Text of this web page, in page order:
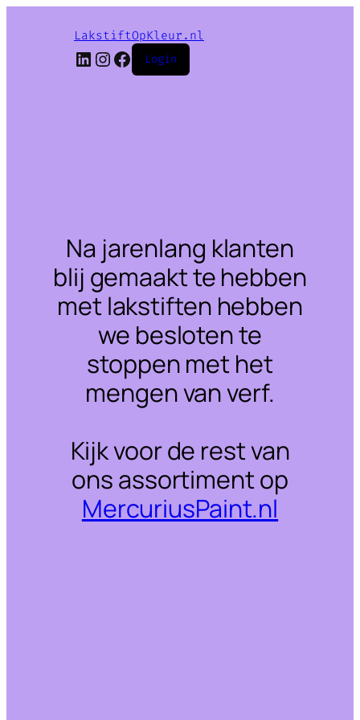
LakstiftOpKleur.nl
LinkedIn
Instagram
Facebook
Login
Na jarenlang klanten
blij gemaakt te hebben
met lakstiften hebben
we besloten te
stoppen met het
mengen van verf.
Kijk voor de rest van
ons assortiment op
MercuriusPaint.nl